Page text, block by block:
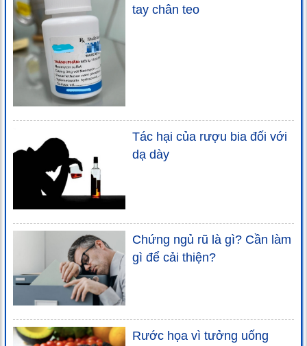
tay chân teo
Tác hại của rượu bia đối với
dạ dày
Chứng ngủ rũ là gì? Cần làm
gì để cải thiện?
Rước họa vì tưởng uống